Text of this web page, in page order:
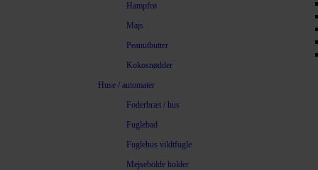
Hampfrø
Majs
Peanutbutter
Kokosnødder
Huse / automater
Foderbræt / hus
Fuglebad
Fuglehus vildtfugle
Mejsebolde holder